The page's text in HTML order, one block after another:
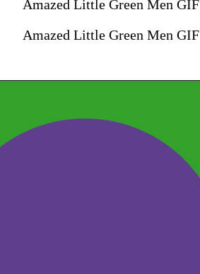
Amazed Little Green Men GIF
Amazed Little Green Men GIF